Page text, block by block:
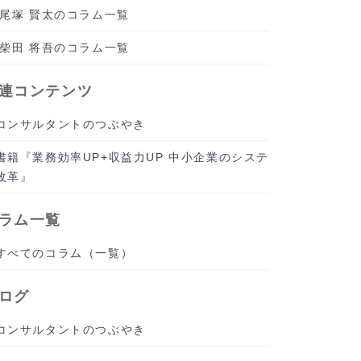
尾塚 賢太のコラム一覧
柴田 将吾のコラム一覧
コンテンツ
ンサルタントのつぶやき
籍『業務効率UP+収益力UP 中小企業のシステ
革』
ム一覧
べてのコラム（一覧）
グ
ンサルタントのつぶやき